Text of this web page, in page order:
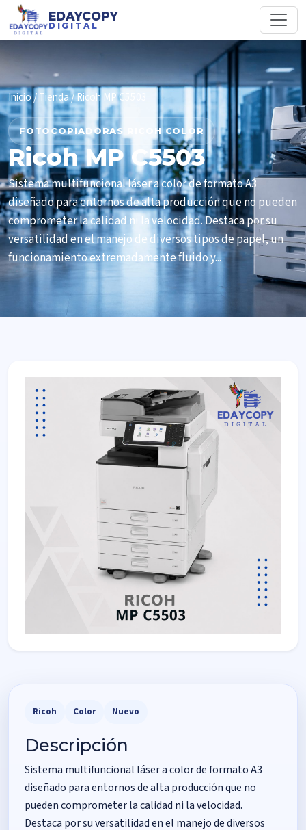
EDAYCOPY
DIGITAL
Inicio/Tienda/ Ricoh MP C5503
FOTOCOPIADORAS RICOH COLOR
Ricoh MP C5503
Sistema multifuncional láser a color de formato A3
diseñado para entornos de alta producción que no pueden
comprometer la calidad ni la velocidad. Destaca por su
versatilidad en el manejo de diversos tipos de papel, un
funcionamiento extremadamente fluido y...
Ricoh Color Nuevo
Descripción
Sistema multifuncional láser a color de formato A3
diseñado para entornos de alta producción que no
pueden comprometer la calidad ni la velocidad.
Destaca por su versatilidad en el manejo de diversos